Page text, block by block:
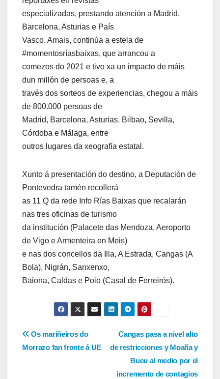
especializadas, prestando atención a Madrid,
Barcelona, Asturias e País
Vasco. Amais, continúa a estela de
#momentosríasbaixas, que arrancou a
comezos do 2021 e tivo xa un impacto de máis
dun millón de persoas e, a
través dos sorteos de experiencias, chegou a máis
de 800.000 persoas de
Madrid, Barcelona, Asturias, Bilbao, Sevilla,
Córdoba e Málaga, entre
outros lugares da xeografía estatal.
Xunto á presentación do destino, a Deputación de
Pontevedra tamén recollerá
as 11 Q da rede Info Rías Baixas que recalarán
nas tres oficinas de turismo
da institución (Palacete das Mendoza, Aeroporto
de Vigo e Armenteira en Meis)
e nas dos concellos da Illa, A Estrada, Cangas (A
Bola), Nigrán, Sanxenxo,
Baiona, Caldas e Poio (Casal de Ferreirós).
Navegación
Cangas pasa a nivel alto
de restricciones y Moaña y
Bueu al medio por el
incremento de contagios
Os mariñeiros do
Morrazo fan fronte á UE